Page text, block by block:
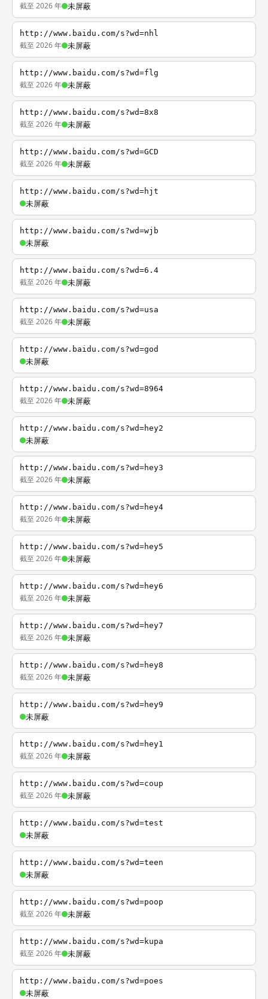
截至 2026 年 未屏蔽
http://www.baidu.com/s?wd=nhl
截至 2026 年 未屏蔽
http://www.baidu.com/s?wd=flg
截至 2026 年 未屏蔽
http://www.baidu.com/s?wd=8x8
截至 2026 年 未屏蔽
http://www.baidu.com/s?wd=GCD
截至 2026 年 未屏蔽
http://www.baidu.com/s?wd=hjt
未屏蔽
http://www.baidu.com/s?wd=wjb
未屏蔽
http://www.baidu.com/s?wd=6.4
截至 2026 年 未屏蔽
http://www.baidu.com/s?wd=usa
截至 2026 年 未屏蔽
http://www.baidu.com/s?wd=god
未屏蔽
http://www.baidu.com/s?wd=8964
截至 2026 年 未屏蔽
http://www.baidu.com/s?wd=hey2
未屏蔽
http://www.baidu.com/s?wd=hey3
截至 2026 年 未屏蔽
http://www.baidu.com/s?wd=hey4
截至 2026 年 未屏蔽
http://www.baidu.com/s?wd=hey5
截至 2026 年 未屏蔽
http://www.baidu.com/s?wd=hey6
截至 2026 年 未屏蔽
http://www.baidu.com/s?wd=hey7
截至 2026 年 未屏蔽
http://www.baidu.com/s?wd=hey8
截至 2026 年 未屏蔽
http://www.baidu.com/s?wd=hey9
未屏蔽
http://www.baidu.com/s?wd=hey1
截至 2026 年 未屏蔽
http://www.baidu.com/s?wd=coup
截至 2026 年 未屏蔽
http://www.baidu.com/s?wd=test
未屏蔽
http://www.baidu.com/s?wd=teen
未屏蔽
http://www.baidu.com/s?wd=poop
截至 2026 年 未屏蔽
http://www.baidu.com/s?wd=kupa
截至 2026 年 未屏蔽
http://www.baidu.com/s?wd=poes
未屏蔽